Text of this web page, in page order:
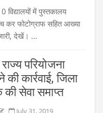
में पुस्तकालय
कर फोटोग्राफ सहित आख्या
देखें। ...
परियोजना
कार्रवाई, जिला
सेवा समाप्त
July 31, 2019